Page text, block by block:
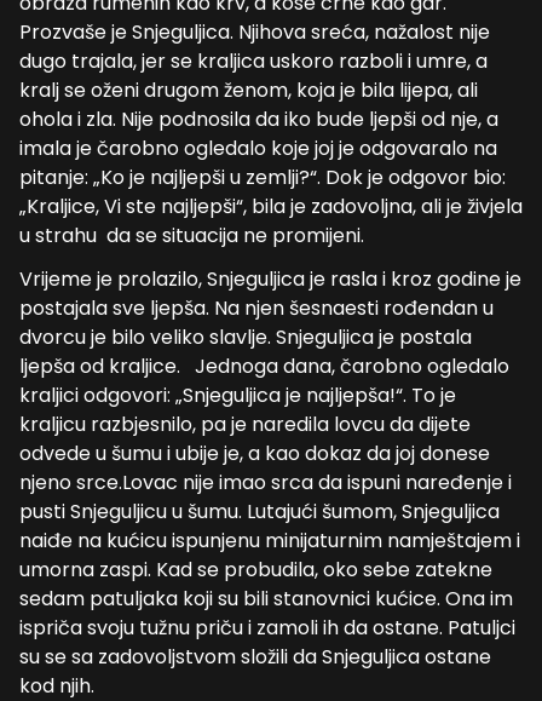
Prozvaše je Snjeguljica. Njihova sreća, nažalost nije
dugo trajala, jer se kraljica uskoro razboli i umre, a
kralj se oženi drugom ženom, koja je bila lijepa, ali
ohola i zla. Nije podnosila da iko bude ljepši od nje, a
imala je čarobno ogledalo koje joj je odgovaralo na
pitanje: „Ko je najljepši u zemlji?“. Dok je odgovor bio:
„Kraljice, Vi ste najljepši“, bila je zadovoljna, ali je živjela
u strahu da se situacija ne promijeni.
Vrijeme je prolazilo, Snjeguljica je rasla i kroz godine je
postajala sve ljepša. Na njen šesnaesti rođendan u
dvorcu je bilo veliko slavlje. Snjeguljica je postala
ljepša od kraljice. Jednoga dana, čarobno ogledalo
kraljici odgovori: „Snjeguljica je najljepša!“. To je
kraljicu razbjesnilo, pa je naredila lovcu da dijete
odvede u šumu i ubije je, a kao dokaz da joj donese
njeno srce.Lovac nije imao srca da ispuni naređenje i
pusti Snjeguljicu u šumu. Lutajući šumom, Snjeguljica
naiđe na kućicu ispunjenu minijaturnim namještajem i
umorna zaspi. Kad se probudila, oko sebe zatekne
sedam patuljaka koji su bili stanovnici kućice. Ona im
ispriča svoju tužnu priču i zamoli ih da ostane. Patuljci
su se sa zadovoljstvom složili da Snjeguljica ostane
kod njih.